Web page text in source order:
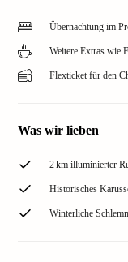
Übernachtung im
Weitere Extras wie
Flexticket für den
Was wir lieben
2 km illuminierter
Historisches
Winterliche